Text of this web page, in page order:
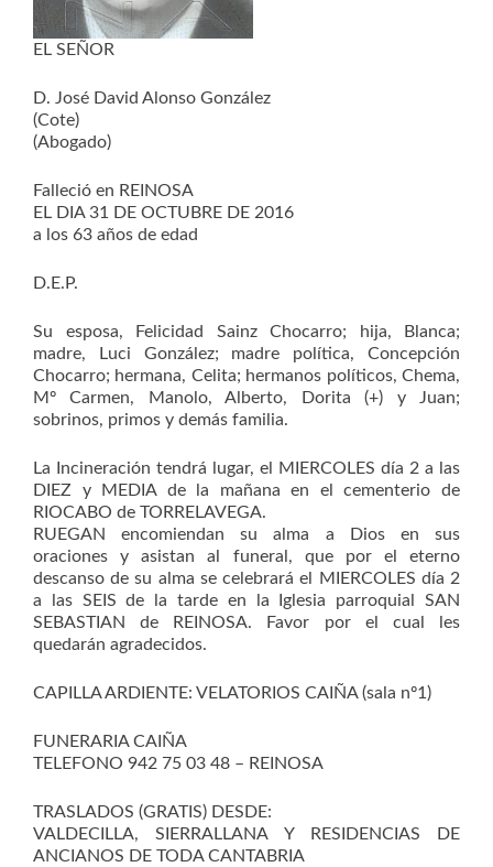
EL SEÑOR
D. José David Alonso González
(Cote)
(Abogado)
Falleció en REINOSA
EL DIA 31 DE OCTUBRE DE 2016
a los 63 años de edad
D.E.P.
Su esposa, Felicidad Sainz Chocarro; hija, Blanca;
madre, Luci González; madre política, Concepción
Chocarro; hermana, Celita; hermanos políticos, Chema,
Mº Carmen, Manolo, Alberto, Dorita (+) y Juan;
sobrinos, primos y demás familia.
La Incineración tendrá lugar, el MIERCOLES día 2 a las
DIEZ y MEDIA de la mañana en el cementerio de
RIOCABO de TORRELAVEGA.
RUEGAN encomiendan su alma a Dios en sus
oraciones y asistan al funeral, que por el eterno
descanso de su alma se celebrará el MIERCOLES día 2
a las SEIS de la tarde en la Iglesia parroquial SAN
SEBASTIAN de REINOSA. Favor por el cual les
quedarán agradecidos.
CAPILLA ARDIENTE: VELATORIOS CAIÑA (sala nº1)
FUNERARIA CAIÑA
TELEFONO 942 75 03 48 – REINOSA
TRASLADOS (GRATIS) DESDE:
VALDECILLA, SIERRALLANA Y RESIDENCIAS DE
ANCIANOS DE TODA CANTABRIA